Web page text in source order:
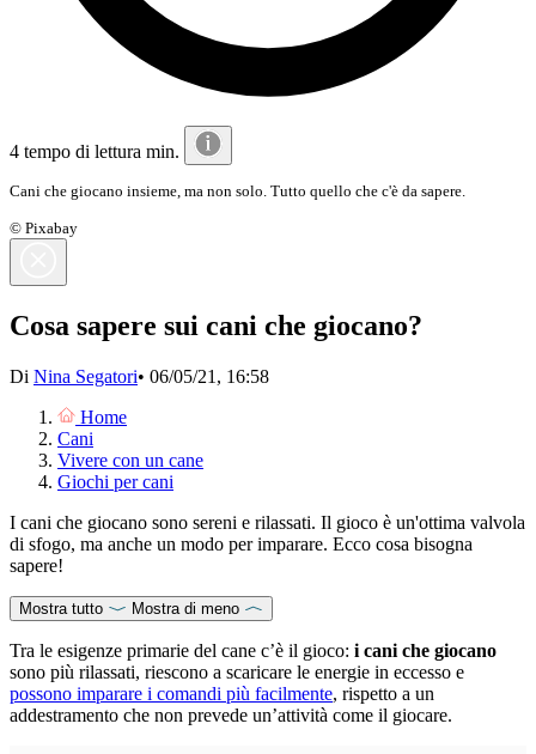
4 tempo di lettura min.
Cani che giocano insieme, ma non solo. Tutto quello che c'è da sapere.
© Pixabay
Cosa sapere sui cani che giocano?
Di Nina Segatori• 06/05/21, 16:58
Home
Cani
Vivere con un cane
Giochi per cani
I cani che giocano sono sereni e rilassati. Il gioco è un'ottima valvola
di sfogo, ma anche un modo per imparare. Ecco cosa bisogna
sapere!
Mostra tutto Mostra di meno
Tra le esigenze primarie del cane c’è il gioco: i cani che giocano
sono più rilassati, riescono a scaricare le energie in eccesso e
possono imparare i comandi più facilmente, rispetto a un
addestramento che non prevede un’attività come il giocare.